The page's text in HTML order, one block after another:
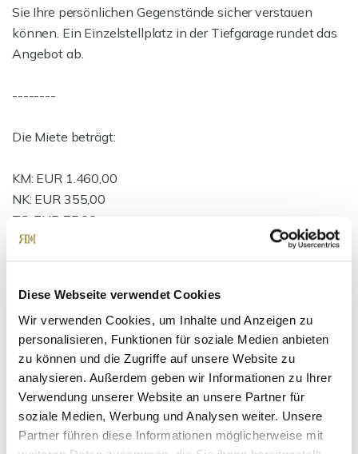
Diese Webseite verwendet Cookies
Wir verwenden Cookies, um Inhalte und Anzeigen zu
personalisieren, Funktionen für soziale Medien anbieten
zu können und die Zugriffe auf unsere Website zu
analysieren. Außerdem geben wir Informationen zu Ihrer
Verwendung unserer Website an unsere Partner für
soziale Medien, Werbung und Analysen weiter. Unsere
Partner führen diese Informationen möglicherweise mit
Sie Ihre persönlichen Gegenstände sicher verstauen
können. Ein Einzelstellplatz in der Tiefgarage rundet das
Angebot ab.
--------
Die Miete beträgt:
KM: EUR 1.460,00
NK: EUR 355,00
TG: EUR 75,00
Gesamt EUR 1.890,00
Die Kaution beträgt 3 Nettomieten (4.764,00 EUR)
Ansprechpartner